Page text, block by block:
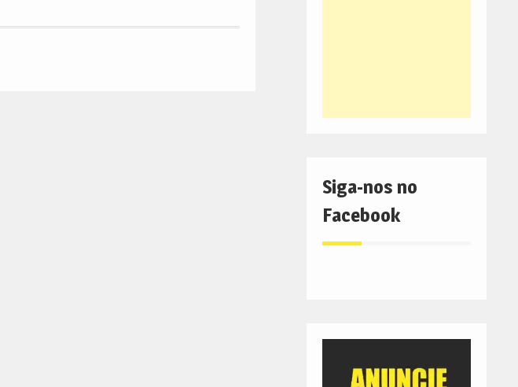
Siga-nos no
Facebook